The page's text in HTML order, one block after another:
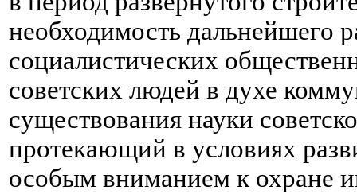
необходимость дальнейшего
социалистических
советских людей в духе
существования науки
протекающий в условиях
особым вниманием к охране